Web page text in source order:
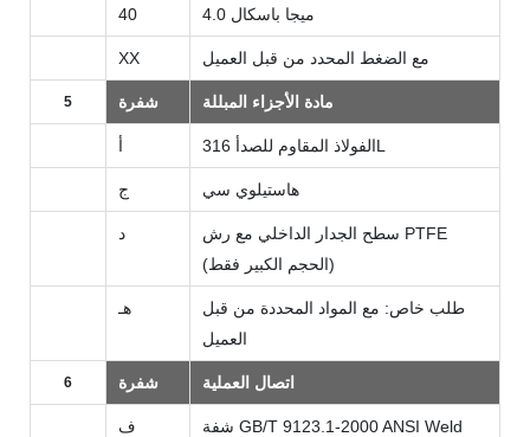
40 4.0 ميجا باسكال
XX مع الضغط المحدد من قبل العميل
5 شفرة مادة الأجزاء المبللة
أ الفولاذ المقاوم للصدأ 316L
ج هاستيلوي سي
د
سطح الجدار الداخلي مع رش PTFE
(الحجم الكبير فقط)
هـ
طلب خاص: مع المواد المحددة من قبل
العميل
6 شفرة اتصال العملية
ف
شفة GB/T 9123.1-2000 ANSI Weld